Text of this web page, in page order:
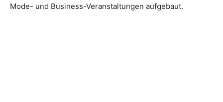
Mode- und Business-Veranstaltungen aufgebaut.